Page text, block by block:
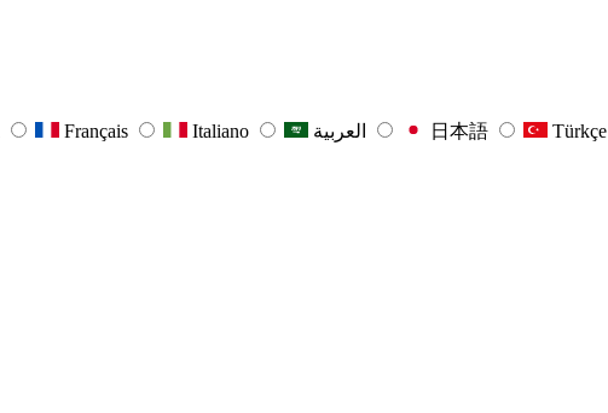
Français Italiano 日本語 Türkçe